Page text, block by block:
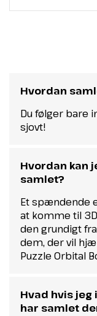
Hvordan
Du følger bare
sjovt!
Hvordan kan
samlet?
Et spændende
at komme til
den grundigt
dem, der vil
Puzzle Orbital
Hvad hvis jeg
har samlet